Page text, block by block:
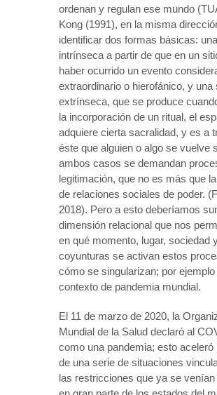
ordenan y regulan ese mundo
Kong (1991), en la misma
identificar dos formas básicas:
intrínseca a partir de que en un
haber ocurrido un evento
extraordinario o hierofánico, y una
extrínseca, que se produce
la incorporación de un ritual, el
adquiere cierta sacralidad, y es a
éste que alguien o algo se vuelve
ambos casos se demandan
legitimación, que no es más que
de relaciones sociales de poder.
2018). Pero a esto deberíamos
dimensión relacional que nos
en qué momento, lugar, sociedad
coyunturas se activan estos
cómo se singularizan; por ejemplo
contexto de pandemia mundial.
El 11 de marzo de 2020, la
Mundial de la Salud declaró al
como una pandemia; esto aceleró
de una serie de situaciones
las restricciones que ya se